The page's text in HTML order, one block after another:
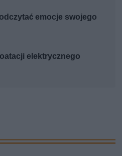
emocje swojego
elektrycznego